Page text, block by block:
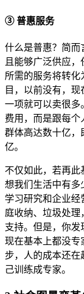
③ 普惠服务
什么是普惠？简而
且能够广泛供应
所需的服务将转化
目，以前没有，
一项就可以卖很多
费用，而是跟每个
群体高达数十亿，
亿。
不仅如此，若再此
想我们生活中有多
学习研究和企业经
庭收纳、垃圾处理
支持。但是，你发
现在基本上都没专
步，人的成本还在
己训练成专家。